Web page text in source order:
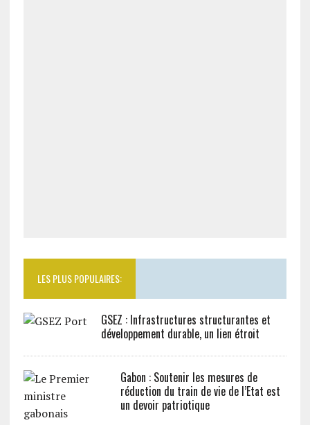
LES PLUS POPULAIRES:
GSEZ : Infrastructures structurantes et
développement durable, un lien étroit
Gabon : Soutenir les mesures de
réduction du train de vie de l’Etat est
un devoir patriotique